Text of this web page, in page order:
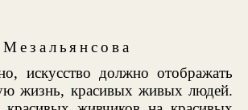
Мезальянсова
искусство должно отображать
жизнь, красивых живых людей.